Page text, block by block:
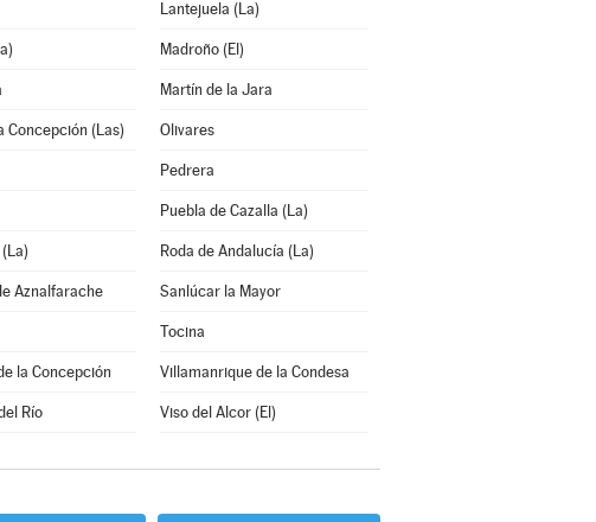
Lantejuela (La)
Madroño (El)
Martín de la Jara
Concepción (Las) Olivares
Pedrera
Puebla de Cazalla (La)
Roda de Andalucía (La)
Aznalfarache Sanlúcar la Mayor
Tocina
la Concepción Villamanrique de la Condesa
Río Viso del Alcor (El)